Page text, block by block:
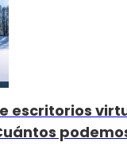
escritorios